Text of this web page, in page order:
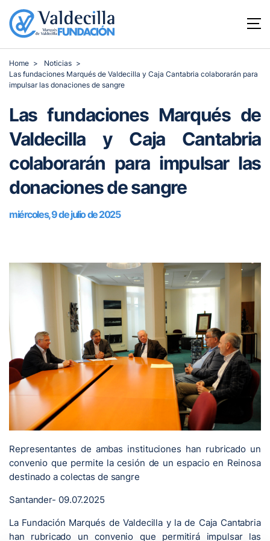
Home
Noticias
Las fundaciones Marqués de Valdecilla y Caja Cantabria colaborarán para
impulsar las donaciones de sangre
Las fundaciones Marqués de
Valdecilla y Caja Cantabria
colaborarán para impulsar las
donaciones de sangre
miércoles, 9 de julio de 2025
Representantes de ambas instituciones han rubricado un
convenio que permite la cesión de un espacio en Reinosa
destinado a colectas de sangre
Santander- 09.07.2025
La Fundación Marqués de Valdecilla y la de Caja Cantabria
han rubricado un convenio que permitirá impulsar las